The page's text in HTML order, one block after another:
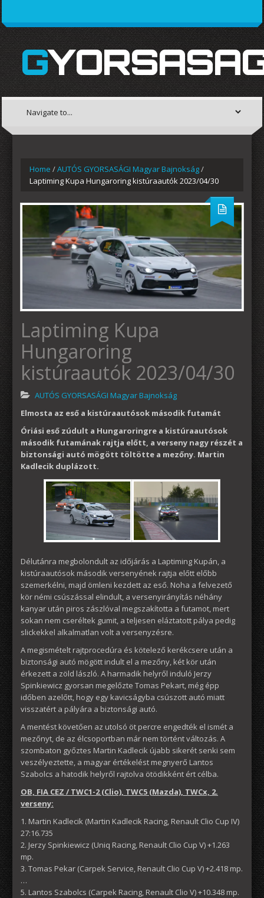
Home /AUTÓS GYORSASÁGI Magyar Bajnokság/
Laptiming Kupa Hungaroring kistúraautók 2023/04/30
Laptiming Kupa
Hungaroring
kistúraautók 2023/04/30
AUTÓS GYORSASÁGI Magyar Bajnokság
Elmosta az eső a kistúraautósok második futamát
Óriási eső zúdult a Hungaroringre a kistúraautósok
második futamának rajtja előtt, a verseny nagy részét a
biztonsági autó mögött töltötte a mezőny. Martin
Kadlecik duplázott.
Délutánra megbolondult az időjárás a Laptiming Kupán, a
kistúraautósok második versenyének rajtja előtt előbb
szemerkélni, majd ömleni kezdett az eső. Noha a felvezető
kör némi csúszással elindult, a versenyirányítás néhány
kanyar után piros zászlóval megszakította a futamot, mert
sokan nem cseréltek gumit, a teljesen eláztatott pálya pedig
slickekkel alkalmatlan volt a versenyzésre.
A megismételt rajtprocedúra és kötelező kerékcsere után a
biztonsági autó mögött indult el a mezőny, két kör után
érkezett a zöld lászló. A harmadik helyről induló Jerzy
Spinkiewicz gyorsan megelőzte Tomas Pekart, még épp
időben azelőtt, hogy egy kavicságyba csúszott autó miatt
visszatért a pályára a biztonsági autó.
A mentést követően az utolsó öt percre engedték el ismét a
mezőnyt, de az élcsoportban már nem történt változás. A
szombaton győztes Martin Kadlecik újabb sikerét senki sem
veszélyeztette, a magyar értékelést megnyerő Lantos
Szabolcs a hatodik helyről rajtolva ötödikként ért célba.
OB, FIA CEZ / TWC1-2 (Clio), TWC5 (Mazda), TWCx, 2.
verseny:
1. Martin Kadlecik (Martin Kadlecik Racing, Renault Clio Cup IV)
27:16.735
2. Jerzy Spinkiewicz (Uniq Racing, Renault Clio Cup V) +1.263
mp.
3. Tomas Pekar (Carpek Service, Renault Clio Cup V) +2.418 mp.
…
5. Lantos Szabolcs (Carpek Racing, Renault Clio V) +10.348 mp.